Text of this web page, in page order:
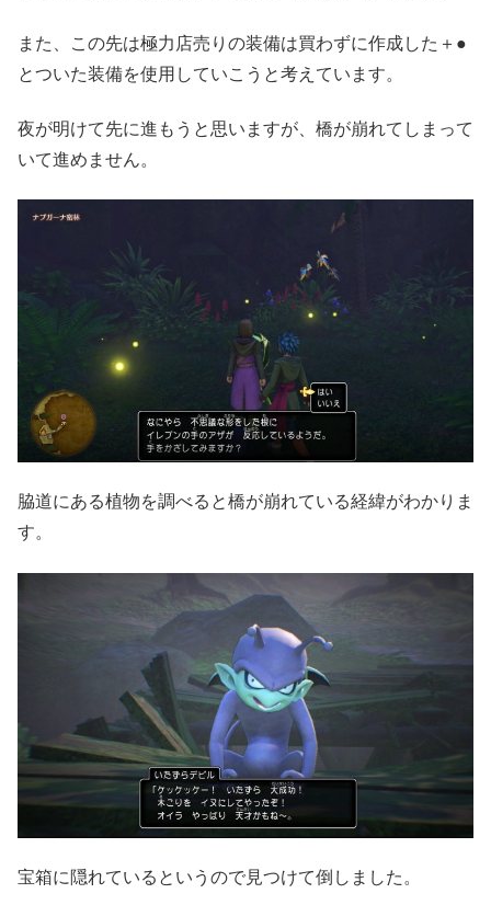
また、この先は極力店売りの装備は買わずに作成した＋●
とついた装備を使用していこうと考えています。
夜が明けて先に進もうと思いますが、橋が崩れてしまって
いて進めません。
脇道にある植物を調べると橋が崩れている経緯がわかりま
す。
宝箱に隠れているというので見つけて倒しました。